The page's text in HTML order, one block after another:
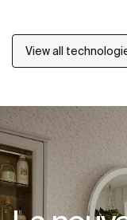
View all